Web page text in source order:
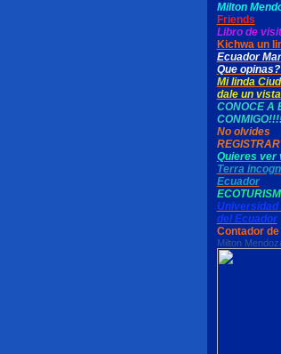
Milton
Friends
Libro de
Kichwa un
Ecuador
Que
Mi linda
dale un
CONOCE A
No olvides
Quieres ver
Terra
Ecuador
Universidad
del Ecuador
Contador
Milton